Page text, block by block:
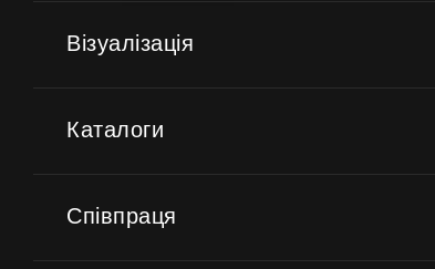
Візуалізація
Каталоги
Співпраця